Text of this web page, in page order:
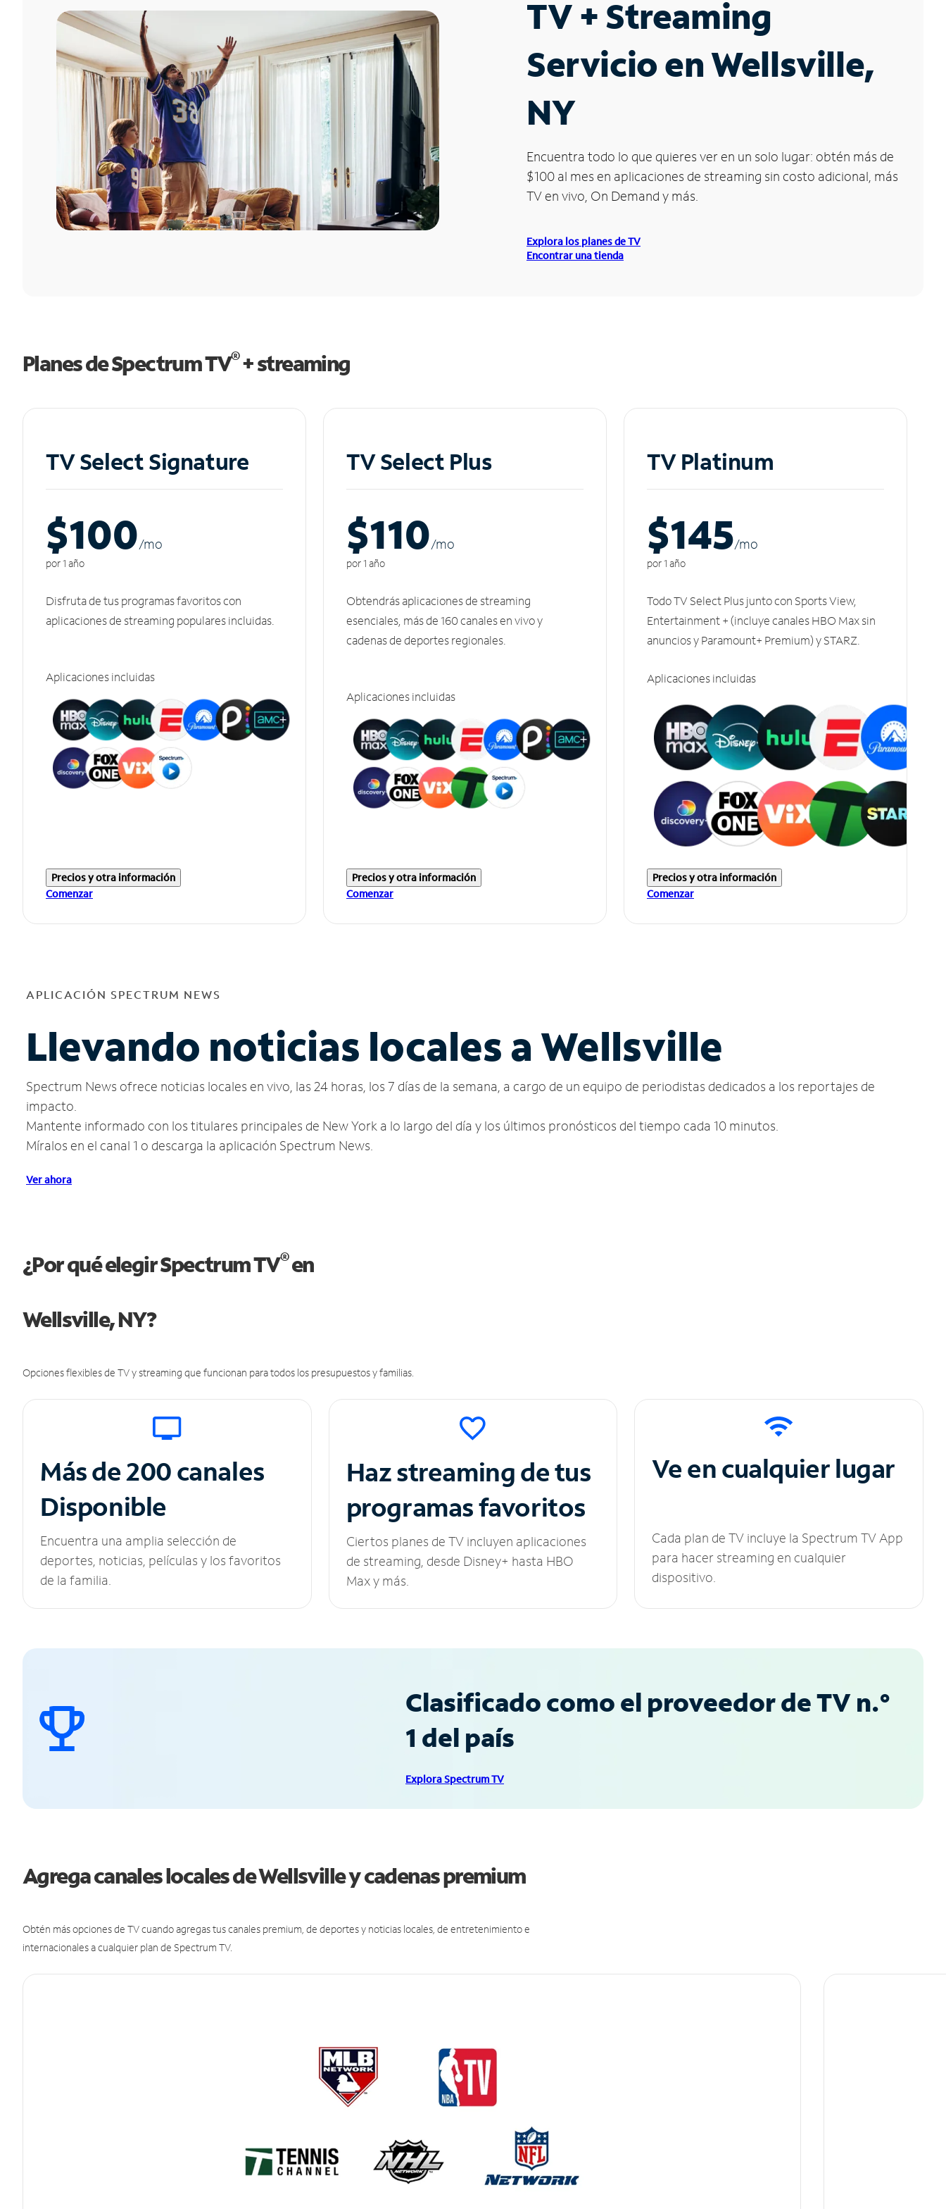
TV + Streaming
Servicio en Wellsville,
NY
Encuentra todo lo que quieres ver en un solo lugar: obtén más de
$100 al mes en aplicaciones de streaming sin costo adicional, más
TV en vivo, On Demand y más.
Explora los planes de TV
Encontrar una tienda
Planes de Spectrum TV®+ streaming
TV Select Signature
$100/mo
por 1 año
Disfruta de tus programas favoritos con
aplicaciones de streaming populares incluidas.
Aplicaciones incluidas
Precios y otra información
Comenzar
TV Select Plus
$110/mo
por 1 año
Obtendrás aplicaciones de streaming
esenciales, más de 160 canales en vivo y
cadenas de deportes regionales.
Aplicaciones incluidas
Precios y otra información
Comenzar
TV Platinum
$145/mo
por 1 año
Todo TV Select Plus junto con Sports View,
Entertainment + (incluye canales HBO Max sin
anuncios y Paramount+ Premium) y STARZ.
Aplicaciones incluidas
Precios y otra información
Comenzar
APLICACIÓN SPECTRUM NEWS
Llevando noticias locales a Wellsville
Spectrum News ofrece noticias locales en vivo, las 24 horas, los 7 días de la semana, a cargo de un equipo de periodistas dedicados a los reportajes de
impacto.
Mantente informado con los titulares principales de New York a lo largo del día y los últimos pronósticos del tiempo cada 10 minutos.
Míralos en el canal 1 o descarga la aplicación Spectrum News.
Ver ahora
¿Por qué elegir Spectrum TV®en
Wellsville, NY?
Opciones flexibles de TV y streaming que funcionan para todos los presupuestos y familias.
Más de 200 canales
Disponible
Encuentra una amplia selección de
deportes, noticias, películas y los favoritos
de la familia.
Haz streaming de tus
programas favoritos
Ciertos planes de TV incluyen aplicaciones
de streaming, desde Disney+ hasta HBO
Max y más.
Ve en cualquier lugar
Cada plan de TV incluye la Spectrum TV App
para hacer streaming en cualquier
dispositivo.
Clasificado como el proveedor de TV n.°
1 del país
Explora Spectrum TV
Agrega canales locales de Wellsville y cadenas premium
Obtén más opciones de TV cuando agregas tus canales premium, de deportes y noticias locales, de entretenimiento e
internacionales a cualquier plan de Spectrum TV.